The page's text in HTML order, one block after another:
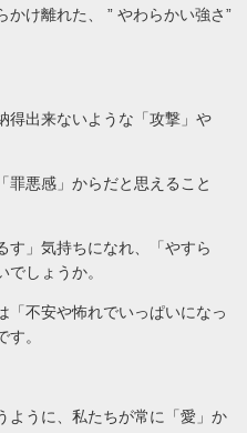
け離れた、 ” やわらかい強さ”
得出来ないような「攻撃」や
罪悪感」からだと思えること
す」気持ちになれ、「やすら
しょうか。
「不安や怖れでいっぱいになっ
。
ように、私たちが常に「愛」か